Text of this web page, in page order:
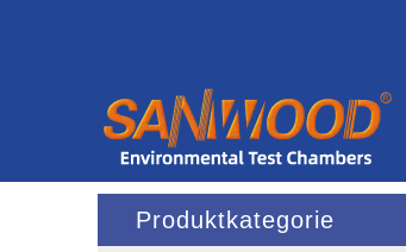
Produktkategorie